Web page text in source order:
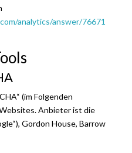
analytics/answer/76671
(im Folgenden
Anbieter ist die
Gordon House, Barrow